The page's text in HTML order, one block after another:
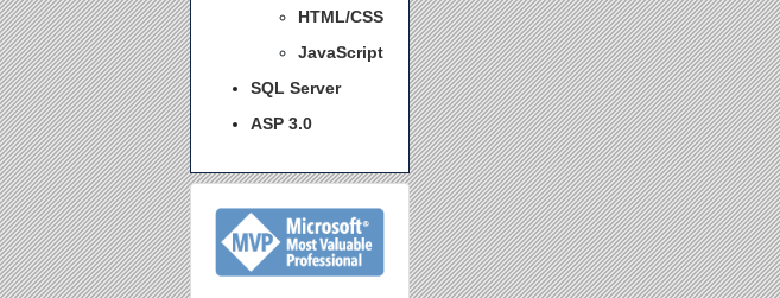
HTML/CSS
JavaScript
SQL Server
ASP 3.0